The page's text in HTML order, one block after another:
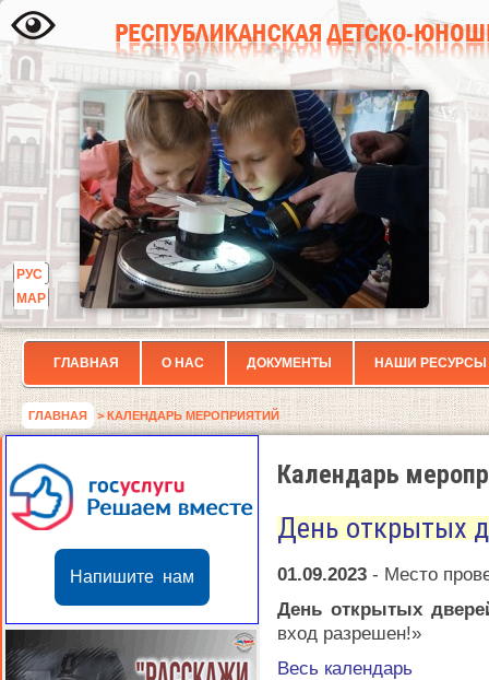
РУС
МАР
ГЛАВНАЯ О НАС ДОКУМЕНТЫ НАШИ РЕСУРСЫ
ГЛАВНАЯ > КАЛЕНДАРЬ МЕРОПРИЯТИЙ
Напишите нам
Календарь
День открытых
01.09.2023 - Место
День открытых
вход разрешен!»
Весь календарь